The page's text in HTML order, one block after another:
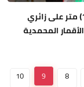
بالفيديو غراف: توزيع كيكة بطول (100) متر على زائري
المحمدية
8
9
10